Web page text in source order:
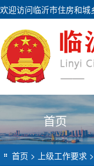
欢迎访问临沂市住房和城
首页
首页 > 上级工作要求